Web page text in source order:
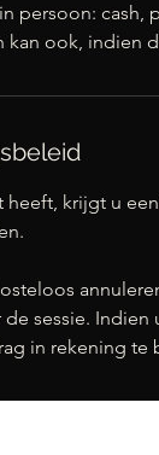
persoon: cash,
kan ook, indien
heeft, krijgt u
de sessie.